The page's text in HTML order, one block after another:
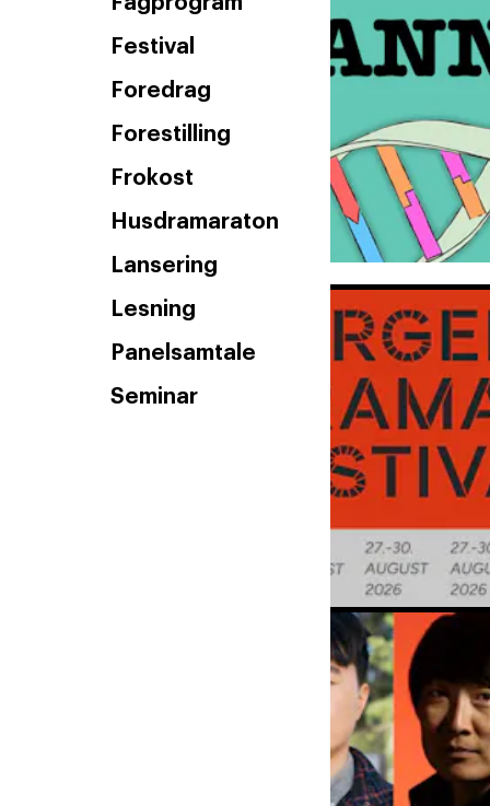
Festival
Foredrag
Forestilling
Frokost
Husdramaraton
Lansering
Lesning
Panelsamtale
Seminar